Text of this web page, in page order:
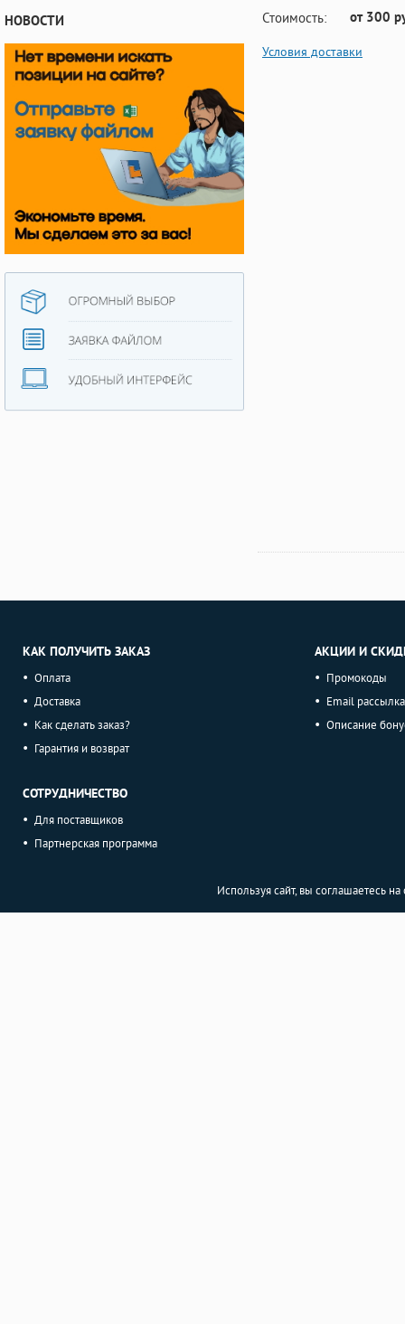
НОВОСТИ Стоимость: от 300
Условия доставки
КАК ПОЛУЧИТЬ ЗАКАЗ
Оплата
Доставка
Как сделать заказ?
Гарантия и возврат
СОТРУДНИЧЕСТВО
Для поставщиков
Партнерская программа
АКЦИИ И
Промокоды
Email рассылка
Описание
Используя сайт, вы соглашаетесь